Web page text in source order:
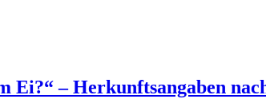
Ei?“ – Herkunftsangaben